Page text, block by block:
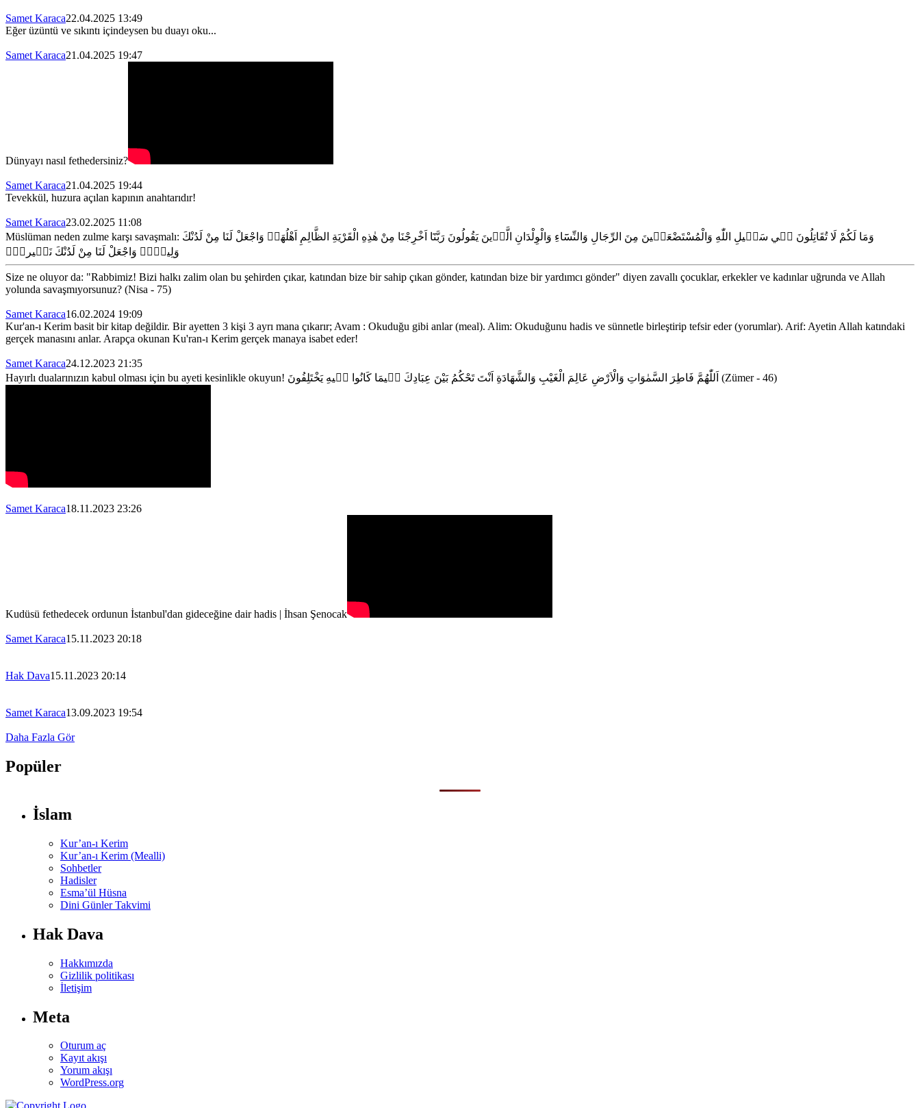
Samet Karaca22.04.2025 13:49
Eğer üzüntü ve sıkıntı içindeysen bu duayı oku...
Samet Karaca21.04.2025 19:47
Dünyayı nasıl fethedersiniz?
Samet Karaca21.04.2025 19:44
Tevekkül, huzura açılan kapının anahtarıdır!
Samet Karaca23.02.2025 11:08
Müslüman neden zulme karşı savaşmalı: وَمَا لَكُمْ لَا تُقَاتِلُونَ ف۪ي سَب۪يلِ اللّٰهِ وَالْمُسْتَضْعَف۪ينَ مِنَ الرِّجَالِ وَالنِّسَٓاءِ وَالْوِلْدَانِ الَّذ۪ينَ يَقُولُونَ رَبَّنَٓا اَخْرِجْنَا مِنْ هٰذِهِ الْقَرْيَةِ الظَّالِمِ اَهْلُهَاۚ وَاجْعَلْ لَنَا مِنْ لَدُنْكَ
وَلِياًّۚ وَاجْعَلْ لَنَا مِنْ لَدُنْكَ نَص۪يراًۜ
Size ne oluyor da: "Rabbimiz! Bizi halkı zalim olan bu şehirden çıkar, katından bize bir sahip çıkan gönder, katından bize bir yardımcı gönder" diyen zavallı çocuklar, erkekler ve kadınlar uğrunda ve Allah
yolunda savaşmıyorsunuz? (Nisa - 75)
Samet Karaca16.02.2024 19:09
Kur'an-ı Kerim basit bir kitap değildir. Bir ayetten 3 kişi 3 ayrı mana çıkarır; Avam : Okuduğu gibi anlar (meal). Alim: Okuduğunu hadis ve sünnetle birleştirip tefsir eder (yorumlar). Arif: Ayetin Allah katındaki
gerçek manasını anlar. Arapça okunan Ku'ran-ı Kerim gerçek manaya isabet eder!
Samet Karaca24.12.2023 21:35
Hayırlı dualarınızın kabul olması için bu ayeti kesinlikle okuyun!
(Zümer - 46)
Samet Karaca18.11.2023 23:26
Kudüsü fethedecek ordunun İstanbul'dan gideceğine dair hadis | İhsan Şenocak
Samet Karaca15.11.2023 20:18
Hak Dava15.11.2023 20:14
Samet Karaca13.09.2023 19:54
Daha Fazla Gör
Popüler
İslam
Kur’an-ı Kerim
Kur’an-ı Kerim (Mealli)
Sohbetler
Hadisler
Esma’ül Hüsna
Dini Günler Takvimi
Hak Dava
Hakkımızda
Gizlilik politikası
İletişim
Meta
Oturum aç
Kayıt akışı
Yorum akışı
WordPress.org